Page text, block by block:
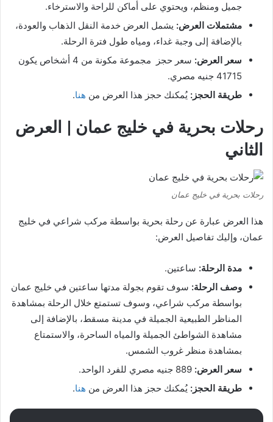
جميل ومنظم، ويحتوي على أماكن للراحة والاسترخاء.
مشتملات العرض: يشمل العرض خدمة النقل الذهاب والعودة،
بالإضافة إلى وجبة غداء، ومياه طول فترة الرحلة.
سعر العرض:
سعر حجز مجموعة مكونة من 4 أشخاص يكون
41715 جنيه مصري.
طريقة الحجز: يُمكنك حجز هذا العرض من هنا.
رحلات بحرية في خليج عمان | العرض
الثاني
رحلات بحرية في خليج عمان
هذا العرض عبارة عن رحلة بحرية بواسطة مركب شراعي في خليج
عمان، وإليك تفاصيل العرض:
مدة الرحلة: ساعتين.
وصف الرحلة: سوف تقوم بجولة مدتها ساعتين في خليج عمان
بواسطة مركب شراعي، وسوف تستمتع خلال الرحلة بمشاهدة
المناظر الطبيعية الجميلة في مدينة مسقط، بالإضافة إلى
مشاهدة الشواطئ الجميلة والمياه الساحرة، والاستمتاع
بمشاهدة منظر غروب الشمس.
سعر العرض:
طريقة الحجز: يُمكنك حجز هذا العرض من هنا.